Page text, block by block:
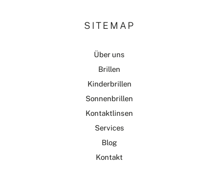
SITEMAP
Über uns
Brillen
Kinderbrillen
Sonnenbrillen
Kontaktlinsen
Services
Blog
Kontakt